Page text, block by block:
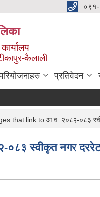
०९१-
कैलाली
प्रतिवेदन
that link to आ.व. २०८२-०८३
स्वीकृत नगर